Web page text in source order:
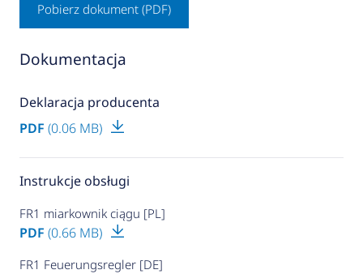
Pobierz dokument (PDF)
Dokumentacja
Deklaracja producenta
PDF (0.06 MB)
Instrukcje obsługi
FR1 miarkownik ciągu [PL]
PDF (0.66 MB)
FR1 Feuerungsregler [DE]